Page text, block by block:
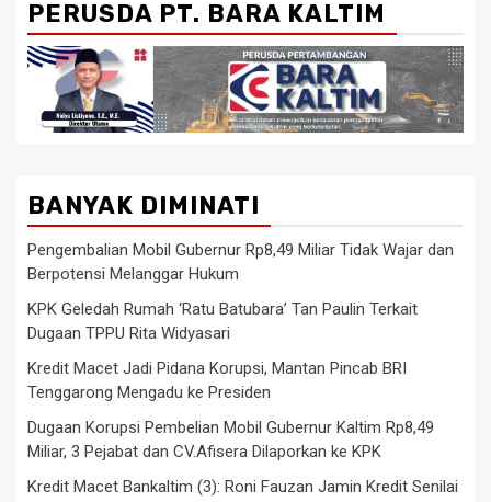
PERUSDA PT. BARA KALTIM
BANYAK DIMINATI
Pengembalian Mobil Gubernur Rp8,49 Miliar Tidak Wajar dan
Berpotensi Melanggar Hukum
KPK Geledah Rumah ‘Ratu Batubara’ Tan Paulin Terkait
Dugaan TPPU Rita Widyasari
Kredit Macet Jadi Pidana Korupsi, Mantan Pincab BRI
Tenggarong Mengadu ke Presiden
Dugaan Korupsi Pembelian Mobil Gubernur Kaltim Rp8,49
Miliar, 3 Pejabat dan CV.Afisera Dilaporkan ke KPK
Kredit Macet Bankaltim (3): Roni Fauzan Jamin Kredit Senilai